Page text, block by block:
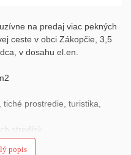
na predaj viac pekných
ceste v obci Zákopčie, 3,5
v dosahu el.en.
prostredie, turistika,
stredísk.
železničná stanica
popis